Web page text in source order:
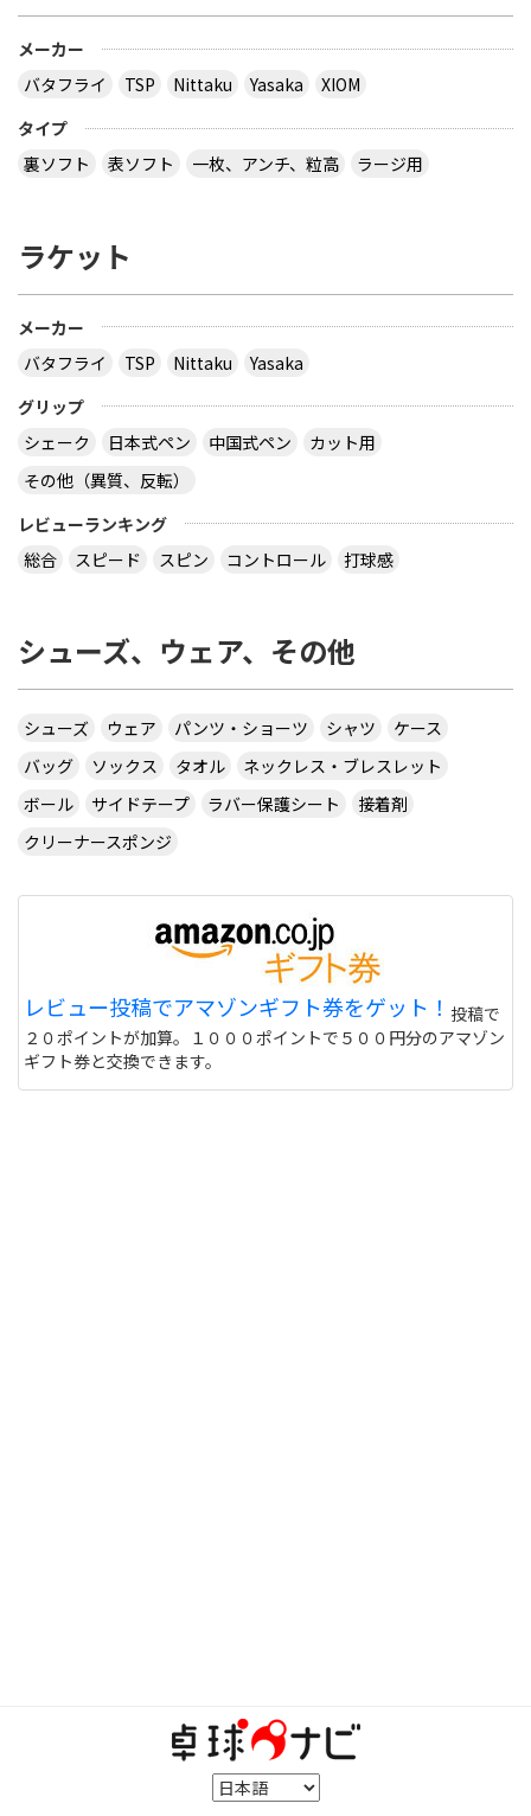
メーカー
バタフライ
TSP Nittaku Yasaka
XIOM
タイプ
裏ソフト
表ソフト 一枚、アンチ、粒高 ラージ用
ラケット
メーカー
バタフライ
TSP Nittaku
Yasaka
グリップ
シェーク
日本式ペン 中国式ペン
カット用
その他（異質、反転）
レビューランキング
総合
スピード スピン コントロール 打球感
シューズ、ウェア、その他
シューズ ウェア パンツ・ショーツ シャツ
ケース
バッグ
ソックス タオル
ネックレス・ブレスレット
ボール
サイドテープ ラバー保護シート
接着剤
クリーナースポンジ
レビュー投稿でアマゾンギフト券をゲット！ 投稿で
２０ポイントが加算。１０００ポイントで５００円分のアマゾン
ギフト券と交換できます。